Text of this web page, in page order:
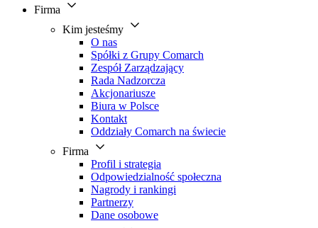
Firma
Kim jesteśmy
O nas
Spółki z Grupy Comarch
Zespół Zarządzający
Rada Nadzorcza
Akcjonariusze
Biura w Polsce
Kontakt
Oddziały Comarch na świecie
Firma
Profil i strategia
Odpowiedzialność społeczna
Nagrody i rankingi
Partnerzy
Dane osobowe